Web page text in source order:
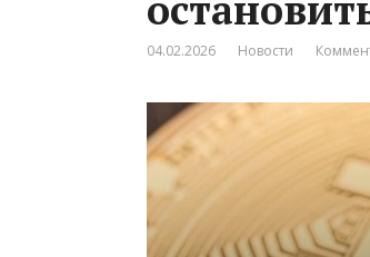
04.02.2026 Новости